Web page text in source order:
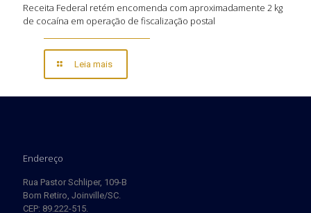
Receita Federal retém encomenda com aproximadamente 2 kg
de cocaína em operação de fiscalização postal
Leia mais
Endereço
Rua Pastor Schliper, 109-B
Bom Retiro, Joinville/SC.
CEP: 89.222-515.